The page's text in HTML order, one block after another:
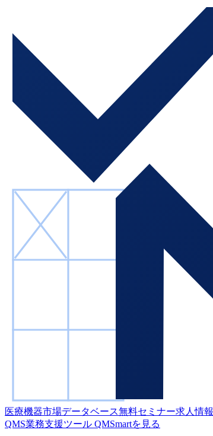
医療機器市場データベース無料セミナー求人情報
QMS業務支援ツール QMSmartを見る